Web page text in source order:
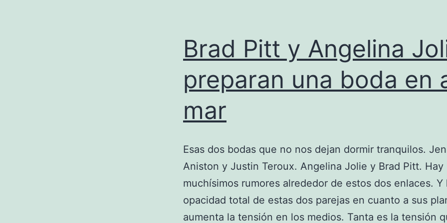
Brad Pitt y Angelina
preparan una boda en
mar
Esas dos bodas que no nos dejan dormir tranquilos.
Aniston y Justin Teroux. Angelina Jolie y Brad Pitt. Hay
muchísimos rumores alrededor de estos dos enlaces. Y
opacidad total de estas dos parejas en cuanto a sus
aumenta la tensión en los medios. Tanta es la tensión